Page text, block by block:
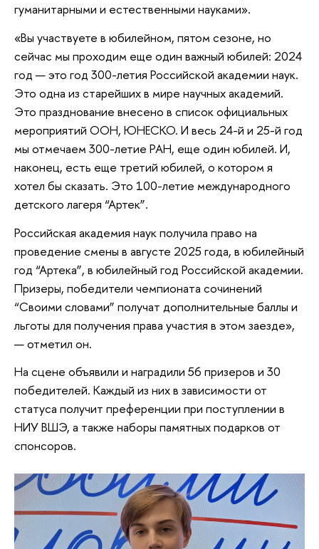
гуманитарными и естественными науками».
«Вы участвуете в юбилейном, пятом сезоне, но
сейчас мы проходим еще один важный юбилей: 2024
год — это год 300-летия Российской академии наук.
Это одна из старейших в мире научных академий.
Это празднование внесено в список официальных
мероприятий ООН, ЮНЕСКО. И весь 24-й и 25-й год
мы отмечаем 300-летие РАН, еще один юбилей. И,
наконец, есть еще третий юбилей, о котором я
хотел бы сказать. Это 100-летие международного
детского лагеря “Артек”.
Российская академия наук получила право на
проведение смены в августе 2025 года, в юбилейный
год “Артека”, в юбилейный год Российской академии.
Призеры, победители чемпионата сочинений
“Своими словами” получат дополнительные баллы и
льготы для получения права участия в этом заезде»,
— отметил он.
На сцене объявили и наградили 56 призеров и 30
победителей. Каждый из них в зависимости от
статуса получит преференции при поступлении в
НИУ ВШЭ, а также наборы памятных подарков от
спонсоров.